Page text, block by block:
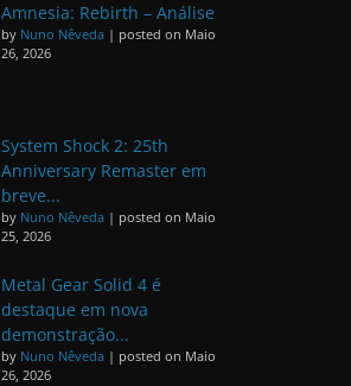
Amnesia: Rebirth – Análise
by Nuno Nêveda | posted on Maio
26, 2026
System Shock 2: 25th
Anniversary Remaster em
breve...
by Nuno Nêveda | posted on Maio
25, 2026
Metal Gear Solid 4 é
destaque em nova
demonstração...
by Nuno Nêveda | posted on Maio
26, 2026